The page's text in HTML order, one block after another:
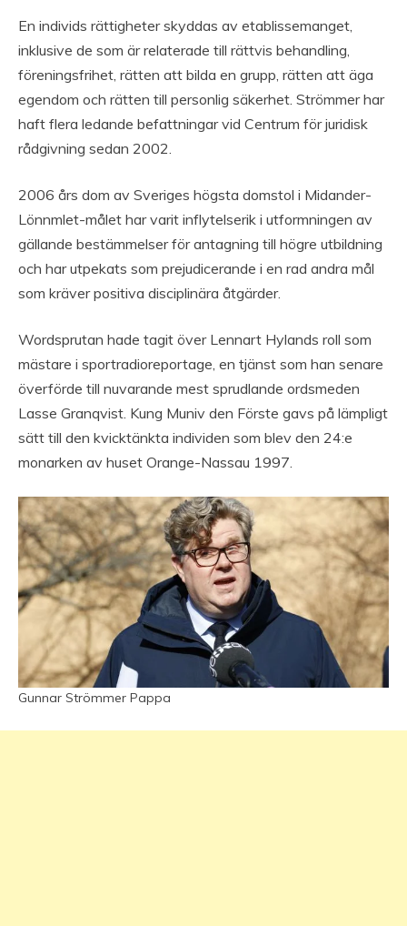
En individs rättigheter skyddas av etablissemanget,
inklusive de som är relaterade till rättvis behandling,
föreningsfrihet, rätten att bilda en grupp, rätten att äga
egendom och rätten till personlig säkerhet. Strömmer har
haft flera ledande befattningar vid Centrum för juridisk
rådgivning sedan 2002.
2006 års dom av Sveriges högsta domstol i Midander-
Lönnmlet-målet har varit inflytelserik i utformningen av
gällande bestämmelser för antagning till högre utbildning
och har utpekats som prejudicerande i en rad andra mål
som kräver positiva disciplinära åtgärder.
Wordsprutan hade tagit över Lennart Hylands roll som
mästare i sportradioreportage, en tjänst som han senare
överförde till nuvarande mest sprudlande ordsmeden
Lasse Granqvist. Kung Muniv den Förste gavs på lämpligt
sätt till den kvicktänkta individen som blev den 24:e
monarken av huset Orange-Nassau 1997.
Gunnar Strömmer Pappa